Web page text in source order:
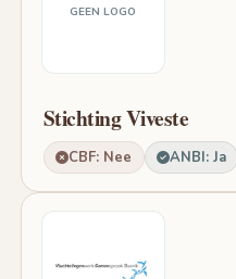
GEEN LOGO
Stichting Viveste
CBF: Nee ANBI: Ja